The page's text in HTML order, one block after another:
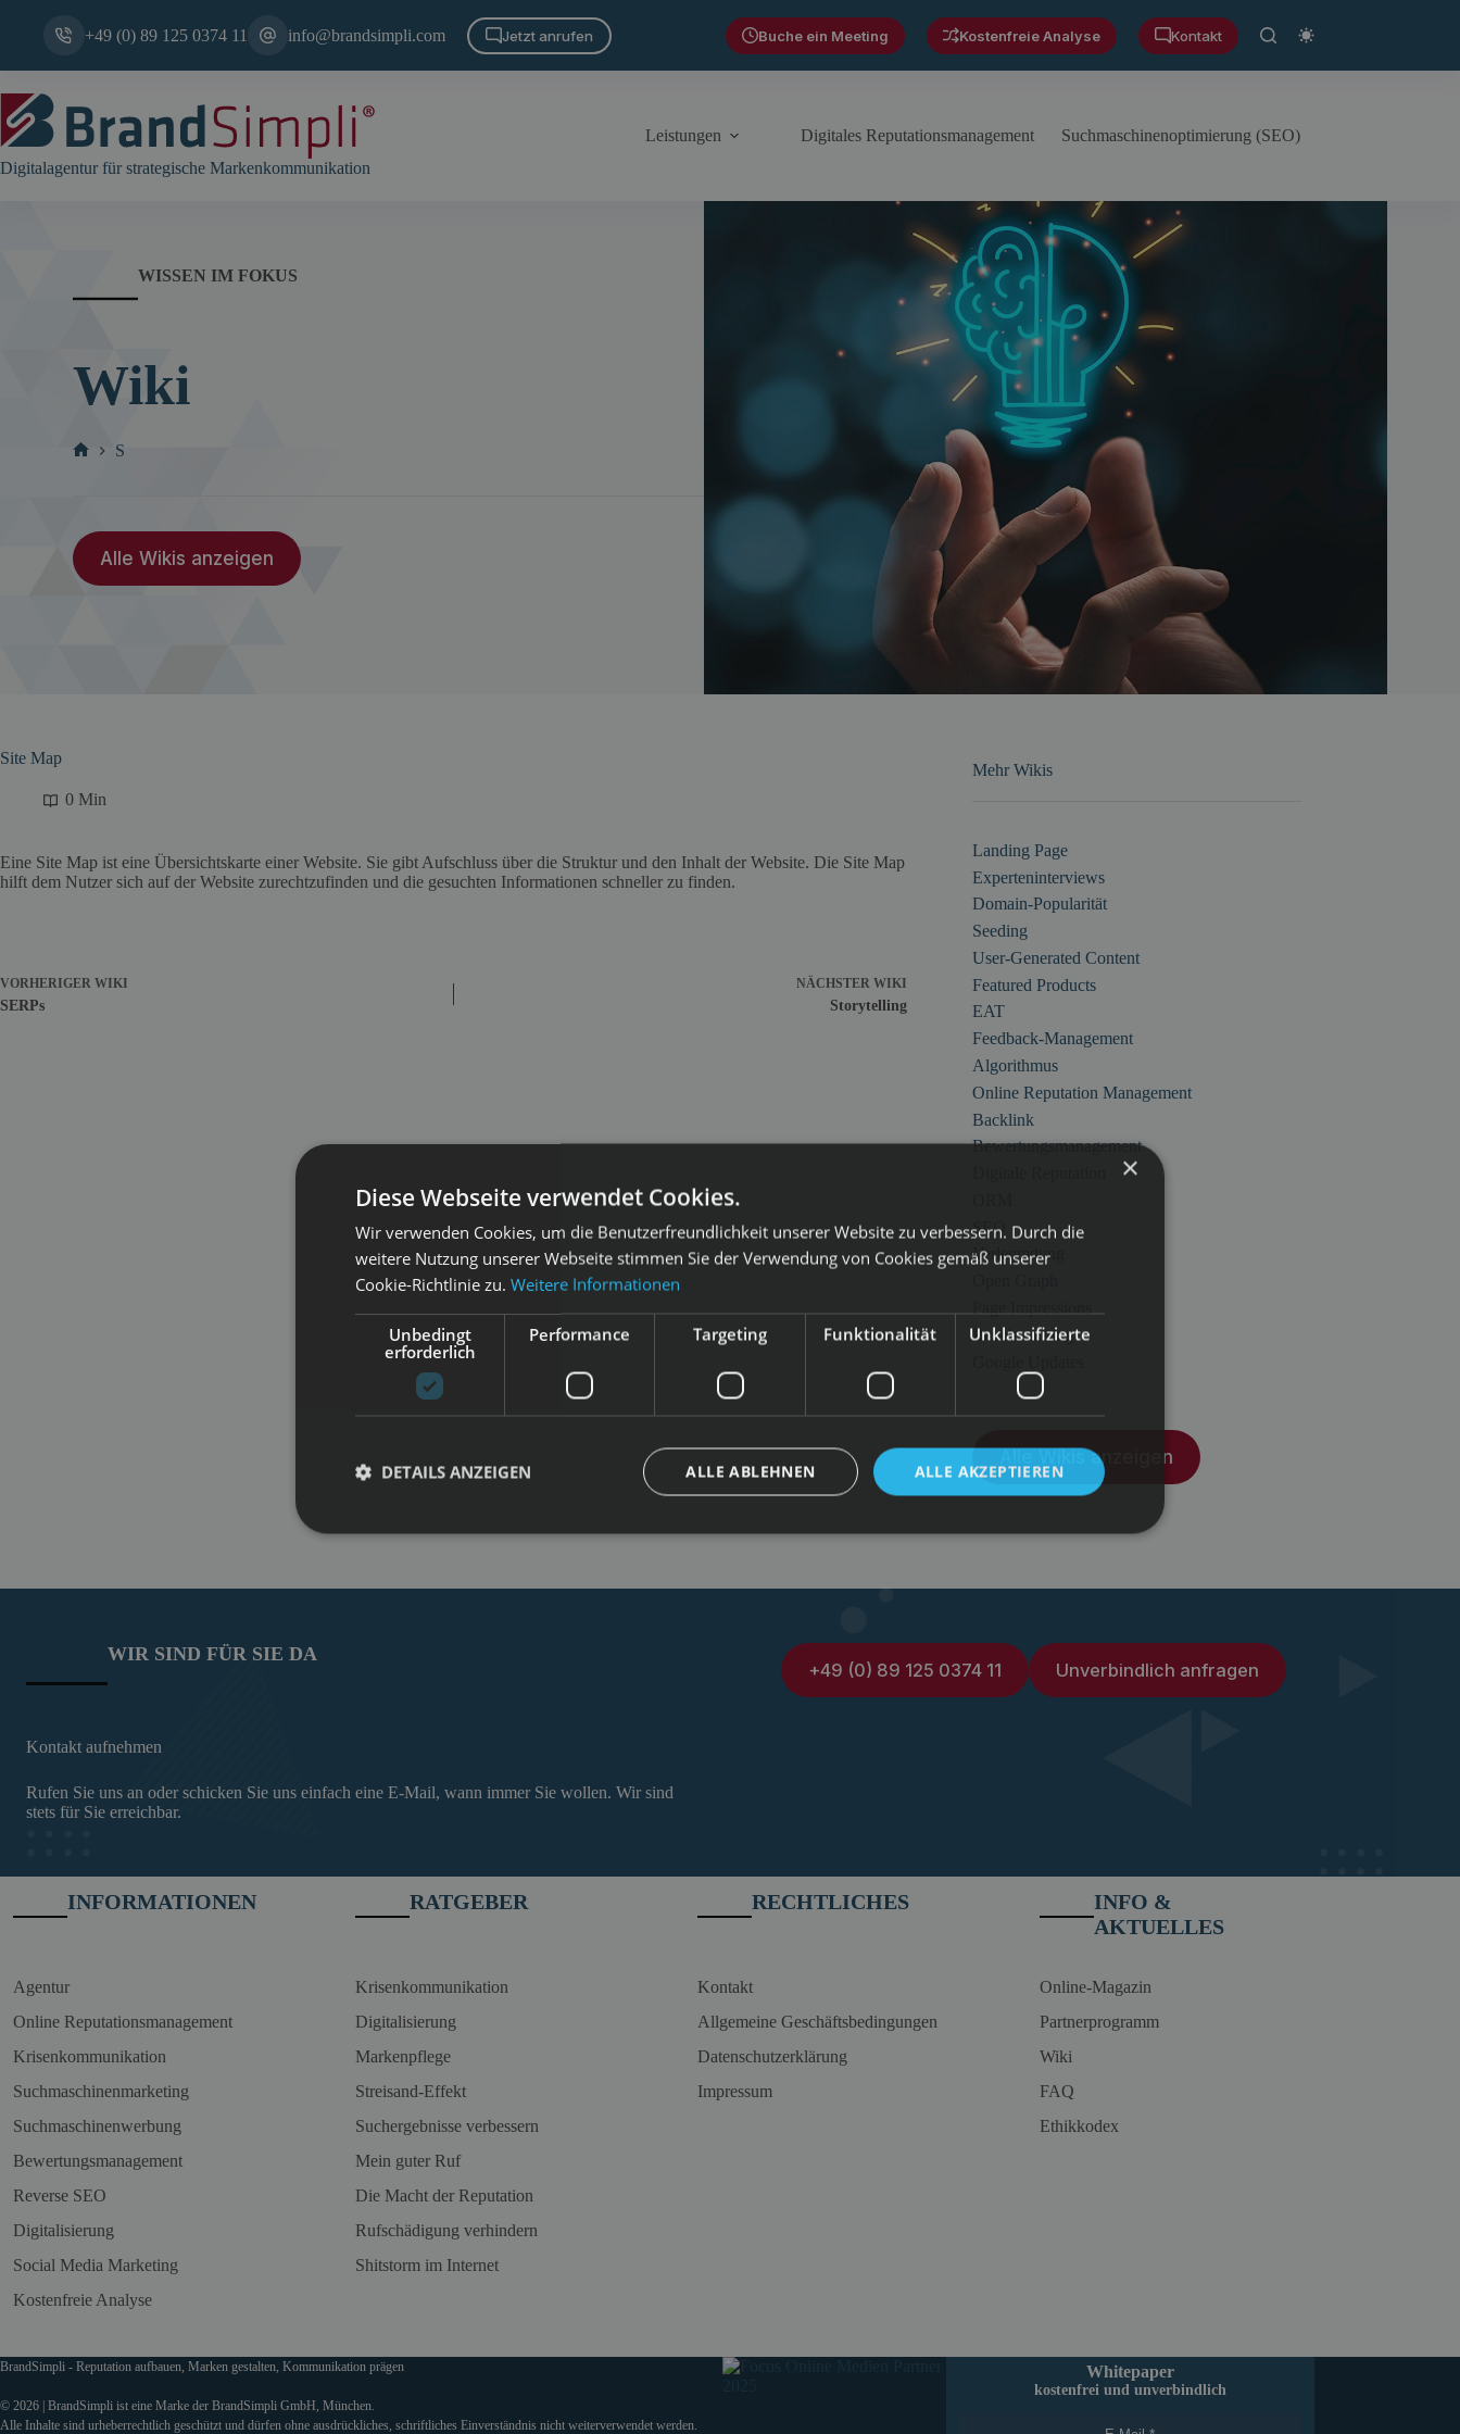
+49 (0) 89 125 0374 11 info@brandsimpli.com Jetzt anrufen Buche ein Meeting Kostenfreie Analyse Kontakt
Digitalagentur für strategische Markenkommunikation
Leistungen Digitales Reputationsmanagement Suchmaschinenoptimierung (SEO)
WISSEN IM FOKUS
Wiki
S
Alle Wikis anzeigen
Site Map
0 Min
Eine Site Map ist eine Übersichtskarte einer Website. Sie gibt Aufschluss über die Struktur und den Inhalt der Website. Die Site Map
hilft dem Nutzer sich auf der Website zurechtzufinden und die gesuchten Informationen schneller zu finden.
VORHERIGER WIKI
SERPs
NÄCHSTER WIKI
Storytelling
Mehr Wikis
Landing Page
Experteninterviews
Domain-Popularität
Seeding
User-Generated Content
Featured Products
EAT
Feedback-Management
Algorithmus
Online Reputation Management
Backlink
Bewertungsmanagement
SEO
Verleumdung
Page Impressions
Benchmarking
Alle Wikis anzeigen
WIR SIND FÜR SIE DA
Kontakt aufnehmen
Rufen Sie uns an oder schicken Sie uns einfach eine E-Mail, wann immer Sie wollen. Wir sind
stets für Sie erreichbar.
+49 (0) 89 125 0374 11 Unverbindlich anfragen
INFORMATIONEN
Agentur
Online Reputationsmanagement
Krisenkommunikation
Suchmaschinenmarketing
Suchmaschinenwerbung
Bewertungsmanagement
Reverse SEO
Digitalisierung
Social Media Marketing
Kostenfreie Analyse
RATGEBER
Krisenkommunikation
Digitalisierung
Markenpflege
Streisand-Effekt
Suchergebnisse verbessern
Mein guter Ruf
Die Macht der Reputation
Rufschädigung verhindern
Shitstorm im Internet
RECHTLICHES
Kontakt
Allgemeine Geschäftsbedingungen
Datenschutzerklärung
Impressum
INFO &
AKTUELLES
Online-Magazin
Partnerprogramm
Wiki
FAQ
Ethikkodex
BrandSimpli - Reputation aufbauen, Marken gestalten, Kommunikation prägen
© 2026 | BrandSimpli ist eine Marke der BrandSimpli GmbH, München.
Alle Inhalte sind urheberrechtlich geschützt und dürfen ohne ausdrückliches, schriftliches Einverständnis nicht weiterverwendet werden.
Whitepaper
kostenfrei und unverbindlich
×
Diese Webseite verwendet Cookies.
Wir verwenden Cookies, um die Benutzerfreundlichkeit unserer Website zu verbessern. Durch die
weitere Nutzung unserer Webseite stimmen Sie der Verwendung von Cookies gemäß unserer
Cookie-Richtlinie zu. Weitere Informationen
Unbedingt
erforderlich
Performance Targeting Funktionalität Unklassifizierte
ALLE AKZEPTIEREN
ALLE ABLEHNEN
DETAILS ANZEIGEN